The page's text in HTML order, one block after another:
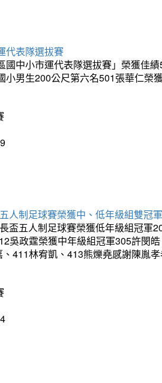
代表隊選拔賽
國中小市運代表隊選拔賽」榮獲佳
小男生200公尺第六名501張華仁
人制足球賽榮獲中、低年級組雙冠軍
盃五人制足球賽榮獲低年級組冠
吳政霆榮獲中年級組冠軍305許閔
411林宥凱、413熊爍堯感謝陳胤